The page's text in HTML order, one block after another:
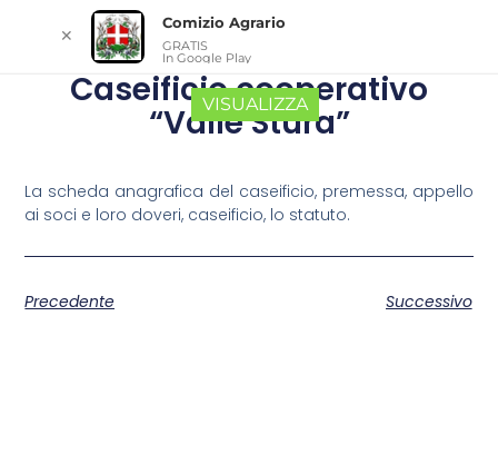
Caseificio cooperativo
“Valle Stura”
La scheda anagrafica del caseificio, premessa, appello
ai soci e loro doveri, caseificio, lo statuto.
Precedente Successivo
✕
Comizio Agrario
GRATIS
In Google Play
VISUALIZZA